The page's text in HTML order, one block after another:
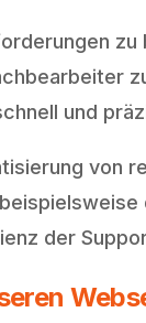
und
von
der